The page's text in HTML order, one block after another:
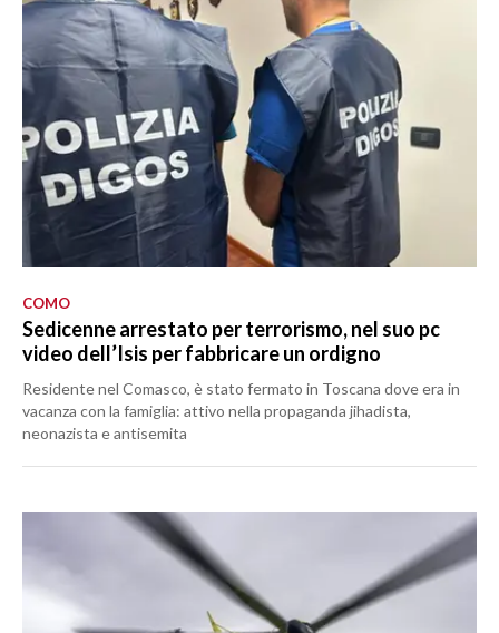
COMO
Sedicenne arrestato per terrorismo, nel suo pc
video dell’Isis per fabbricare un ordigno
Residente nel Comasco, è stato fermato in Toscana dove era in
vacanza con la famiglia: attivo nella propaganda jihadista,
neonazista e antisemita